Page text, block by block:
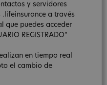
y servidores
.lifeinsurance a través
que puedes acceder
REGISTRADO”
en tiempo real
el cambio de